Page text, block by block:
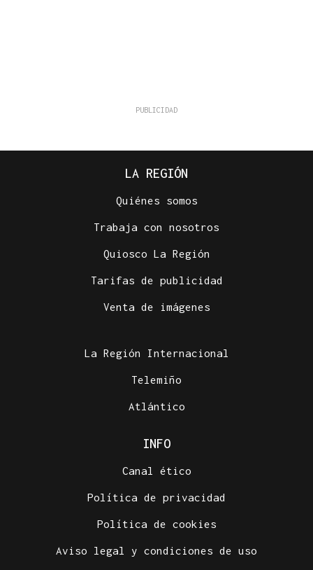
LA REGIÓN
Quiénes somos
Trabaja con nosotros
Quiosco La Región
Tarifas de publicidad
Venta de imágenes
La Región Internacional
Telemiño
Atlántico
INFO
Canal ético
Política de privacidad
Política de cookies
Aviso legal y condiciones de uso